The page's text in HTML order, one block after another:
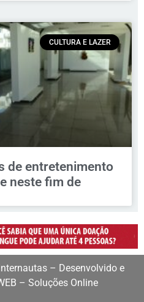
CULTURA E LAZER
de entretenimento
neste fim de
– Desenvolvido e
– Soluções Online